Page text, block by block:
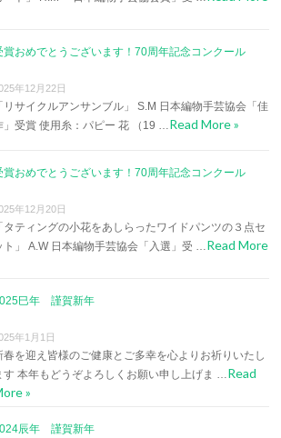
賞おめでとうございます！70周年記念コンクール
年12月22日
「リサイクルアンサンブル」 S.M 日本編物手芸協会「佳
」受賞 使用糸：パピー 花 （19 …Read More »
賞おめでとうございます！70周年記念コンクール
年12月20日
「タティングの小花をあしらったワイドパンツの３点セ
ト」 A.W 日本編物手芸協会「入選」受 …Read More
巳年 謹賀新年
年1月1日
春を迎え皆様のご健康とご多幸を心よりお祈りいたし
す 本年もどうぞよろしくお願い申し上げま …Read
»
辰年 謹賀新年